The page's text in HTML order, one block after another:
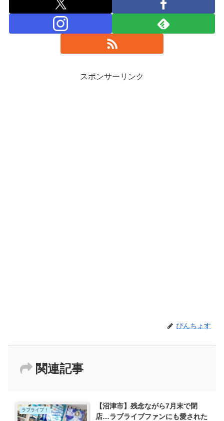
スポンサーリンク
ぴんちょす
関連記事
ラブライブ！
【沼津市】残念ながら7月末で閉
店…ラブライブファンにも愛された